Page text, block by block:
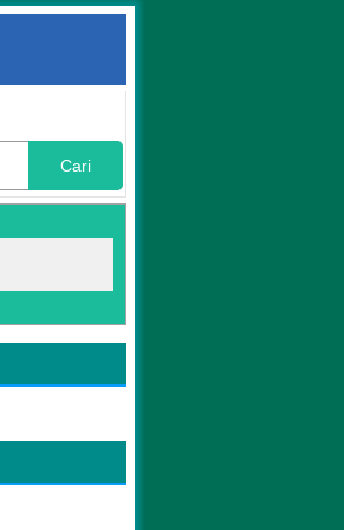
Cari